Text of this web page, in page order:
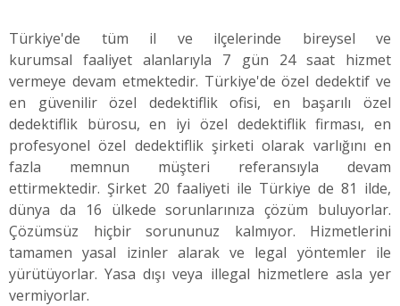
Türkiye'de tüm il ve ilçelerinde bireysel ve
kurumsal faaliyet alanlarıyla 7 gün 24 saat hizmet
vermeye devam etmektedir. Türkiye'de özel dedektif ve
en güvenilir özel dedektiflik ofisi, en başarılı özel
dedektiflik bürosu, en iyi özel dedektiflik firması, en
profesyonel özel dedektiflik şirketi olarak varlığını en
fazla memnun müşteri referansıyla devam
ettirmektedir. Şirket 20 faaliyeti ile Türkiye de 81 ilde,
dünya da 16 ülkede sorunlarınıza çözüm buluyorlar.
Çözümsüz hiçbir sorununuz kalmıyor. Hizmetlerini
tamamen yasal izinler alarak ve legal yöntemler ile
yürütüyorlar. Yasa dışı veya illegal hizmetlere asla yer
vermiyorlar.